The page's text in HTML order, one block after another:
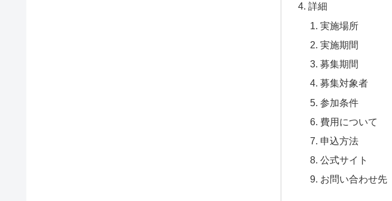
詳細
実施場所
実施期間
募集期間
募集対象者
参加条件
費用について
申込方法
公式サイト
お問い合わせ先